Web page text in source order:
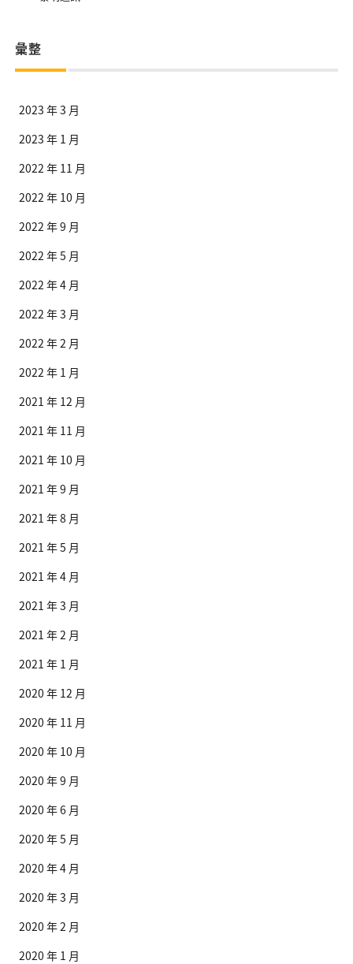
彙整
2023 年 3 月
2023 年 1 月
2022 年 11 月
2022 年 10 月
2022 年 9 月
2022 年 5 月
2022 年 4 月
2022 年 3 月
2022 年 2 月
2022 年 1 月
2021 年 12 月
2021 年 11 月
2021 年 10 月
2021 年 9 月
2021 年 8 月
2021 年 5 月
2021 年 4 月
2021 年 3 月
2021 年 2 月
2021 年 1 月
2020 年 12 月
2020 年 11 月
2020 年 10 月
2020 年 9 月
2020 年 6 月
2020 年 5 月
2020 年 4 月
2020 年 3 月
2020 年 2 月
2020 年 1 月